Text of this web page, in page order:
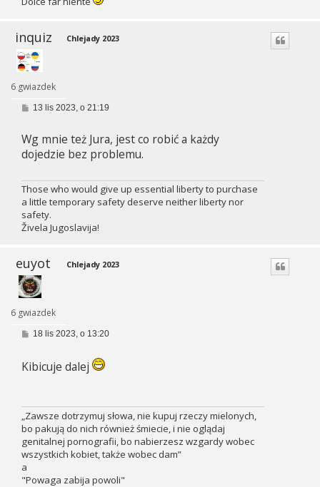
inquiz
6 gwiazdek
Chlejady 2023
P
t
13 lis 2023, o 21:19
Wg mnie też Jura, jest co robić a każdy
dojedzie bez problemu.
Those who would give up essential liberty to purchase
a little temporary safety deserve neither liberty nor
safety.
Živela Jugoslavija!
euyot
6 gwiazdek
Chlejady 2023
P
t
18 lis 2023, o 13:20
Kibicuje dalej
„Zawsze dotrzymuj słowa, nie kupuj rzeczy mielonych,
bo pakują do nich również śmiecie, i nie oglądaj
genitalnej pornografii, bo nabierzesz wzgardy wobec
wszystkich kobiet, także wobec dam”
a
"Powaga zabija powoli"